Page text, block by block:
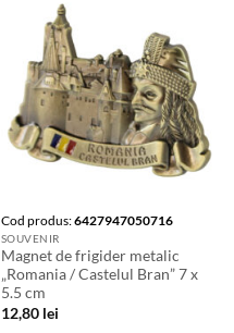
Cod produs:6427947050716
SOUVENIR
Magnet de frigider metalic
„Romania / Castelul Bran” 7 x
5.5 cm
12,80 lei